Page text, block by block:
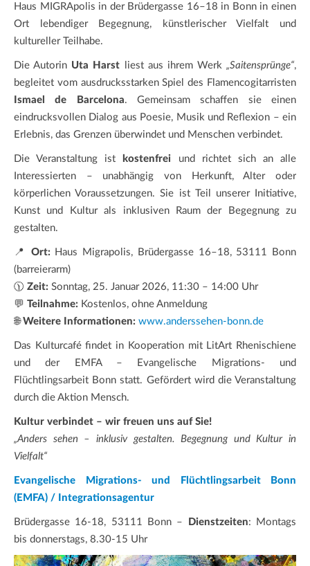
Haus MIGRApolis in der Brüdergasse 16–18 in Bonn in einen
Ort lebendiger Begegnung, künstlerischer Vielfalt und
kultureller Teilhabe.
Die Autorin Uta Harst liest aus ihrem Werk „Saitensprünge“,
begleitet vom ausdrucksstarken Spiel des Flamencogitarristen
Ismael de Barcelona. Gemeinsam schaffen sie einen
eindrucksvollen Dialog aus Poesie, Musik und Reflexion – ein
Erlebnis, das Grenzen überwindet und Menschen verbindet.
Die Veranstaltung ist kostenfrei und richtet sich an alle
Interessierten – unabhängig von Herkunft, Alter oder
körperlichen Voraussetzungen. Sie ist Teil unserer Initiative,
Kunst und Kultur als inklusiven Raum der Begegnung zu
gestalten.
📍 Ort: Haus Migrapolis, Brüdergasse 16–18, 53111 Bonn
(barreierarm)
🕦 Zeit: Sonntag, 25. Januar 2026, 11:30 – 14:00 Uhr
💬 Teilnahme: Kostenlos, ohne Anmeldung
🌐Weitere Informationen: www.anderssehen-bonn.de
Das Kulturcafé findet in Kooperation mit LitArt Rhenischiene
und der EMFA – Evangelische Migrations- und
Flüchtlingsarbeit Bonn statt. Gefördert wird die Veranstaltung
durch die Aktion Mensch.
Kultur verbindet – wir freuen uns auf Sie!
„Anders sehen – inklusiv gestalten. Begegnung und Kultur in
Vielfalt“
Evangelische Migrations- und Flüchtlingsarbeit Bonn
(EMFA) / Integrationsagentur
Brüdergasse 16-18, 53111 Bonn – Dienstzeiten: Montags
bis donnerstags, 8.30-15 Uhr